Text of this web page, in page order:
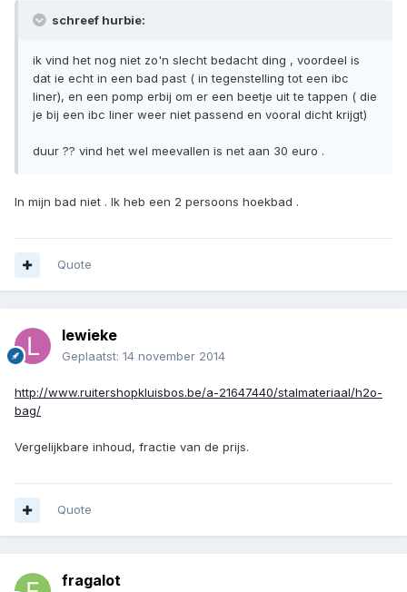
schreef hurbie:
ik vind het nog niet zo'n slecht bedacht ding , voordeel is
dat ie echt in een bad past ( in tegenstelling tot een ibc
liner), en een pomp erbij om er een beetje uit te tappen ( die
je bij een ibc liner weer niet passend en vooral dicht krijgt)
duur ?? vind het wel meevallen is net aan 30 euro .
In mijn bad niet . Ik heb een 2 persoons hoekbad .
Quote
lewieke
Geplaatst: 14 november 2014
http://www.ruitershopkluisbos.be/a-21647440/stalmateriaal/h2o-
bag/
Vergelijkbare inhoud, fractie van de prijs.
Quote
fragalot